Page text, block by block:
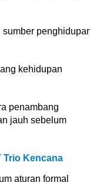
sumber
kehidupan
penambang
jauh sebelum
Trio Kencana
aturan formal